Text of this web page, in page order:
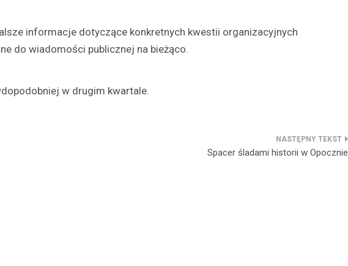
informacje dotyczące konkretnych kwestii organizacyjnych
do wiadomości publicznej na bieżąco.
w drugim kwartale.
Spacer śladami historii w Opocznie